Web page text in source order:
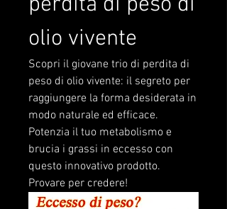
olio vivente
Scopri il giovane trio di perdita di
peso di olio vivente: il segreto per
raggiungere la forma desiderata in
modo naturale ed efficace.
Potenzia il tuo metabolismo e
brucia i grassi in eccesso con
questo innovativo prodotto.
Provare per credere!